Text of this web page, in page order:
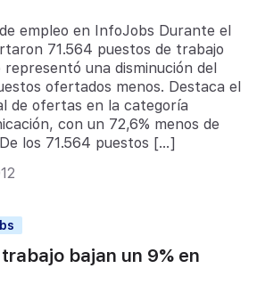
empleo en InfoJobs Durante el
71.564 puestos de trabajo
una disminución del
ofertados menos. Destaca el
de ofertas en la categoría
con un 72,6% menos de
los 71.564 puestos […]
bajan un 9% en